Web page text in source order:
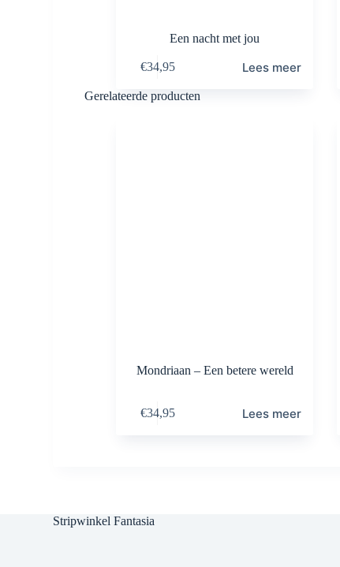
Een nacht met jou
€34,95 Lees meer
Gerelateerde producten
Mondriaan – Een betere wereld
€34,95 Lees meer
Stripwinkel Fantasia